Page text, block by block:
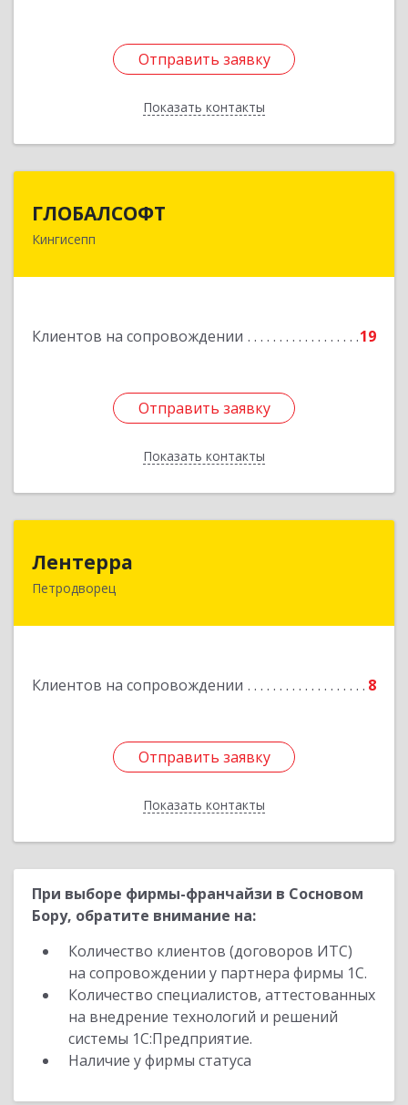
Отправить заявку
Показать контакты
Отправить заявку
Назад
ГЛОБАЛСОФТ
Кингисепп
Клиентов на сопровождении 19
Отправить заявку
Показать контакты
188485, Ленинградская обл, Кингисеппский р-н,
Отправить заявку
Назад
Лентерра
Петродворец
Клиентов на сопровождении 8
Отправить заявку
Показать контакты
198517, Санкт-Петербург, Петергоф г,
Отправить заявку
Назад
При выборе фирмы-франчайзи в Сосновом
Бору, обратите внимание на:
Количество клиентов (договоров ИТС)
на сопровождении у партнера фирмы 1С.
Количество специалистов, аттестованных
на внедрение технологий и решений
системы 1С:Предприятие.
Наличие у фирмы статуса